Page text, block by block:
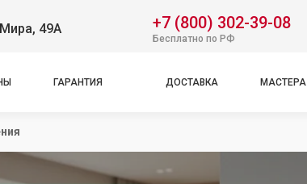
49А +7 (800) 302-39-08
Бесплатно по РФ
ГАРАНТИЯ ДОСТАВКА МАСТЕРА